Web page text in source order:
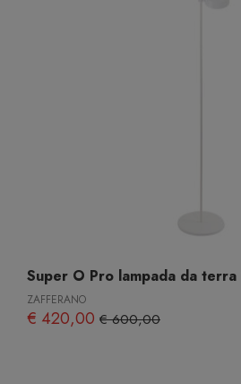
Super O Pro lampada da terra
ZAFFERANO
€ 420,00 € 600,00